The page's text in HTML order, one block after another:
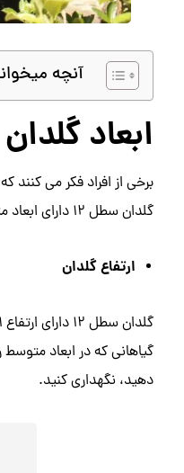
آنچه
ابعاد
گلدان سطل 12 دارای ابعاد متفاوتی است که در این قسمت می خواهیم به صورت جداگانه به آنها بپردازیم.
ارتفاع گلدان
گیاهانی که در ابعاد متوسط
دهید، نگهداری کنید.